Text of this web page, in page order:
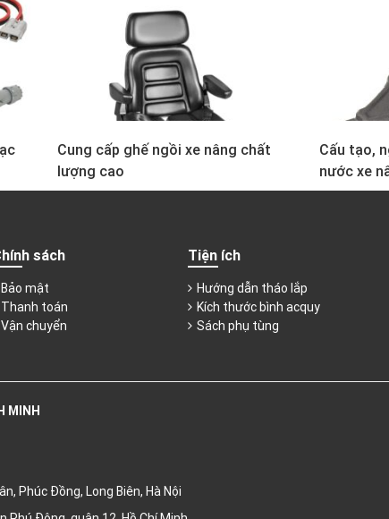
Cung cấp ghế ngồi xe nâng chất
lượng cao
Cấu tạo,
nước xe
sách
Bảo mật
Thanh toán
Vận chuyển
Tiện ích
Hướng dẫn tháo lắp
Kích thước bình acquy
Sách phụ tùng
MINH
Phúc Đồng, Long Biên, Hà Nội